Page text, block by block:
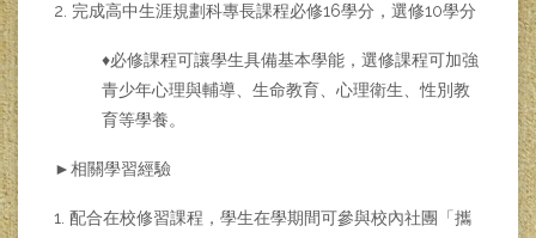
2. 完成高中生涯規劃科專長課程必修16學分，選修10學分
♦必修課程可讓學生具備基本學能，選修課程可加強
青少年心理與輔導、生命教育、心理衛生、性別教
育等學養。
►相關學習經驗
1. 配合在校修習課程，學生在學期間可參與校內社團「攜